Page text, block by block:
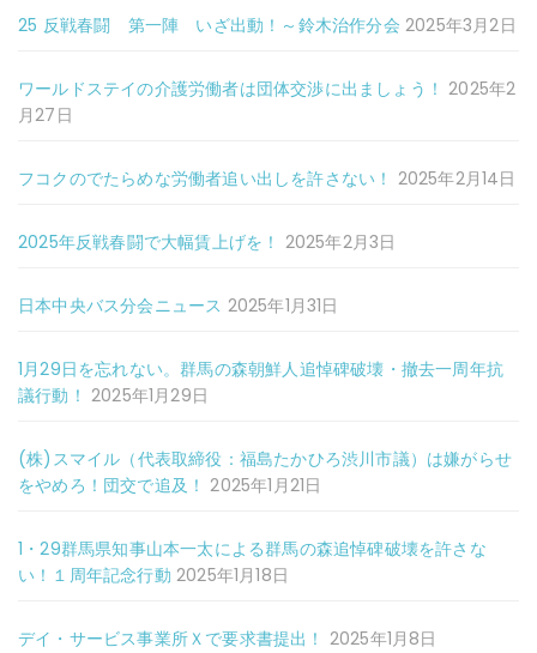
25 反戦春闘 第一陣 いざ出動！～鈴木治作分会 2025年3月2日
ワールドステイの介護労働者は団体交渉に出ましょう！ 2025年2
月27日
フコクのでたらめな労働者追い出しを許さない！ 2025年2月14日
2025年反戦春闘で大幅賃上げを！ 2025年2月3日
日本中央バス分会ニュース 2025年1月31日
1月29日を忘れない。群馬の森朝鮮人追悼碑破壊・撤去一周年抗
議行動！ 2025年1月29日
(株)スマイル（代表取締役：福島たかひろ渋川市議）は嫌がらせ
をやめろ！団交で追及！ 2025年1月21日
1・29群馬県知事山本一太による群馬の森追悼碑破壊を許さな
い！１周年記念行動 2025年1月18日
デイ・サービス事業所Ｘで要求書提出！ 2025年1月8日